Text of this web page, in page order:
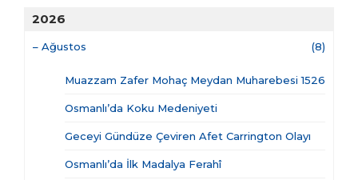
2026
– Ağustos (8)
Muazzam Zafer Mohaç Meydan Muharebesi 1526
Osmanlı’da Koku Medeniyeti
Geceyi Gündüze Çeviren Afet Carrington Olayı
Osmanlı’da İlk Madalya Ferahî